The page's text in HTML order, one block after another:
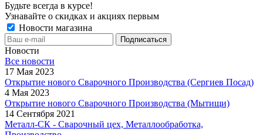
Будьте всегда в курсе!
Узнавайте о скидках и акциях первым
Новости магазина
Новости
Все новости
17 Мая 2023
Открытие нового Сварочного Производства (Сергиев Посад)
4 Мая 2023
Открытие нового Сварочного Производства (Мытищи)
14 Сентября 2021
Металл-СК - Сварочный цех, Металлообработка,